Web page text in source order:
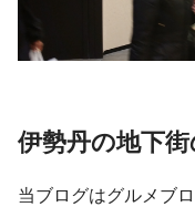
伊勢丹の地下
当ブログはグルメブ